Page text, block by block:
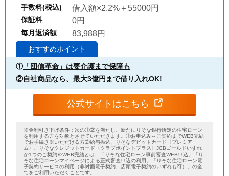
手数料(税込) 借入額×2.2%＋55000円
保証料 0円
毎月返済額 83,988円
おすすめポイント
①「団信革命」は要介護まで保障も
②自社商品なら、 最大3億円まで借り入れOK!
公式サイトはこちら
※金利引き下げ条件：次の①②を満たし、新たにりそな銀行所定の住宅ローン
を利用する方を対象とさせていただきます。①お申込み～ご契約までWEB完結
でお手続き※いただける方②給与振込、りそなデビットカード〈プレミア
ム〉、りそなクレジットカード〈クラブポイントプラス〉JCBゴールドいずれ
か1つのご契約※WEB完結とは、「りそな住宅ローン事前審査WEB申込」「り
そな住宅ローンマイページによる正式審査申込の利用」「りそな住宅ローン電
子契約サービスの利用（非対面電子契約、店頭電子契約のいずれも可）」の全
てをご利用いただくことです。